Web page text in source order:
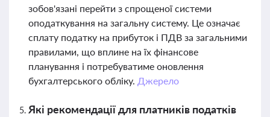
зобов'язані перейти з спрощеної системи
оподаткування на загальну систему. Це означає
сплату податку на прибуток і ПДВ за загальними
правилами, що вплине на їх фінансове
планування і потребуватиме оновлення
бухгалтерського обліку. Джерело
Які рекомендації для платників податків